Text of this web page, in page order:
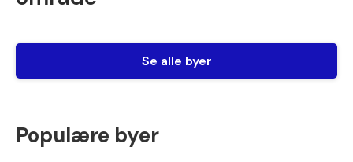
Se alle byer
Populære byer